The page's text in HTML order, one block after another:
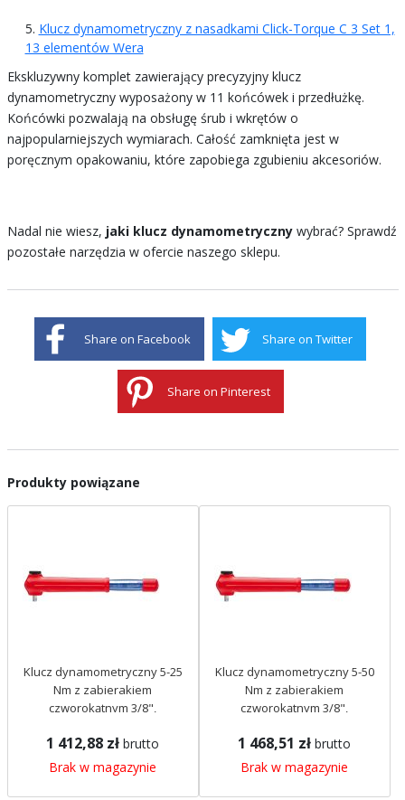
Klucz dynamometryczny z nasadkami Click-Torque C 3 Set 1,
13 elementów Wera
Ekskluzywny komplet zawierający precyzyjny klucz
dynamometryczny wyposażony w 11 końcówek i przedłużkę.
Końcówki pozwalają na obsługę śrub i wkrętów o
najpopularniejszych wymiarach. Całość zamknięta jest w
poręcznym opakowaniu, które zapobiega zgubieniu akcesoriów.
Nadal nie wiesz, jaki klucz dynamometrycznywybrać? Sprawdź
pozostałe narzędzia w ofercie naszego sklepu.
Share on Facebook Share on Twitter
Share on Pinterest
Produkty powiązane
Klucz dynamometryczny 5-25
Nm z zabierakiem
czworokątnym 3/8",
983325
1 412,88 zł brutto
Brak w magazynie
Klucz dynamometryczny 5-50
Nm z zabierakiem
czworokątnym 3/8",
983350
1 468,51 zł brutto
Brak w magazynie